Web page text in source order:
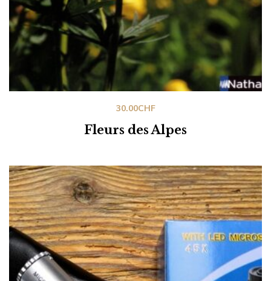
Fleurs des Alpes
30.00CHF